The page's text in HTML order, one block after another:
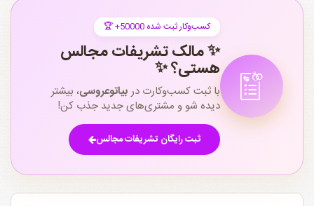
🏆 +50000 کسب‌وکار ثبت شده
✨ مالک تشریفات مجالس
هستی؟ ✨
با ثبت کسب‌وکارت دربیاتوعروسی، بیشتر
دیده شو و مشتری‌های جدید جذب کن!
ثبت رایگان تشریفات مجالس